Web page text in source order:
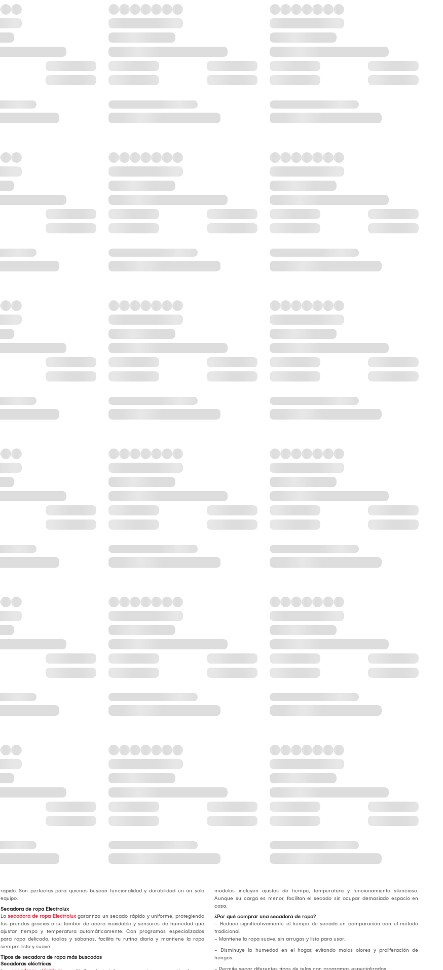
rápido. Son perfectas para quienes buscan funcionalidad y durabilidad en un solo
equipo.
Secadora de ropa Electrolux
La secadora de ropa Electroluxgarantiza un secado rápido y uniforme, protegiendo
tus prendas gracias a su tambor de acero inoxidable y sensores de humedad que
ajustan tiempo y temperatura automáticamente. Con programas especializados
para ropa delicada, toallas y sábanas, facilita tu rutina diaria y mantiene la ropa
siempre lista y suave.
Tipos de secadora de ropa más buscadas
Secadoras eléctricas
modelos incluyen ajustes de tiempo, temperatura y funcionamiento silencioso.
Aunque su carga es menor, facilitan el secado sin ocupar demasiado espacio en
casa.
¿Por qué comprar una secadora de ropa?
- Reduce significativamente el tiempo de secado en comparación con el método
tradicional.
- Mantiene la ropa suave, sin arrugas y lista para usar.
- Disminuye la humedad en el hogar, evitando malos olores y proliferación de
hongos.